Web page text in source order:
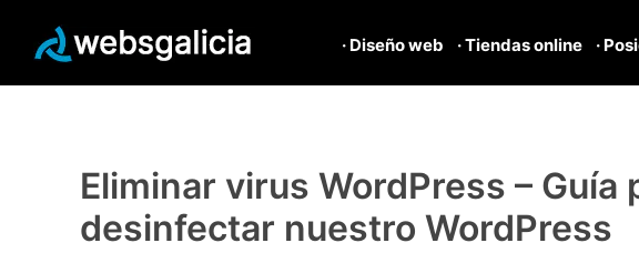
· Diseño web · Tiendas online ·
Eliminar virus WordPress – Guía
desinfectar nuestro WordPress